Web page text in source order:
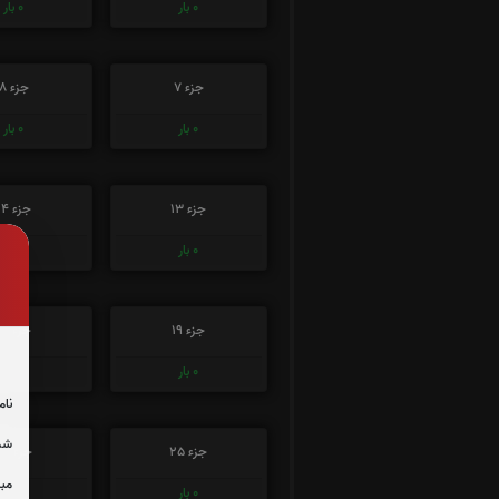
0 بار
0 بار
جزء 7
0 بار
جزء 8
0 بار
جزء 13
0 بار
جزء 14
جزء 19
0 بار
جزء 20
جزء 25
0 بار
جزء 26
بار